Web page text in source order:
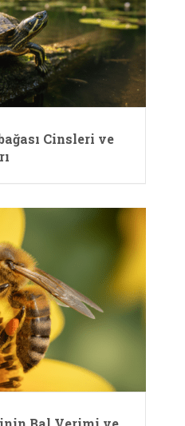
Cinsleri ve